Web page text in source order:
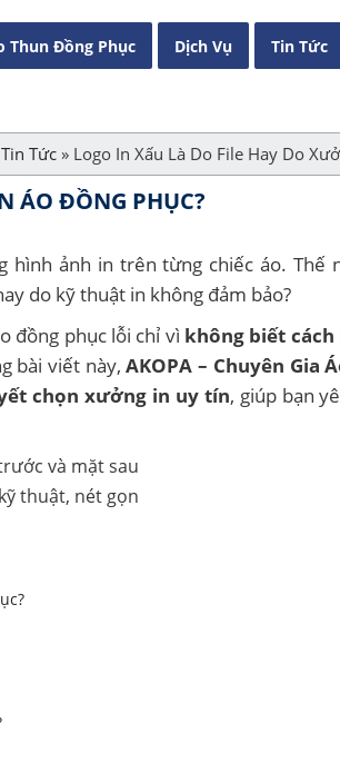
Thun Đồng Phục Dịch Vụ Tin Tức
Tin Tức » Logo In Xấu Là Do File Hay Do
ÁO ĐỒNG PHỤC?
hình ảnh in trên từng chiếc áo. Thế
do kỹ thuật in không đảm bảo?
đồng phục lỗi chỉ vì không biết
bài viết này,AKOPA – Chuyên Gia
chọn xưởng in uy tín, giúp bạn
thuật, nét gọn